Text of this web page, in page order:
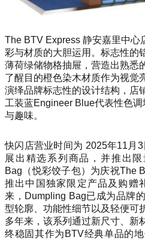
The BTV Express 静安嘉里中
彩与材质的大胆运用。标志性的
薄荷绿储物格抽屉，营造出熟悉
了醒目的橙色染木材质作为视觉
演绎品牌标志性的设计结构，店
工装蓝Engineer Blue代表性色
与趣味。
快闪店营业时间为 2025年11月
展出精选系列商品，并推出
Bag（悦彩饺子包）为庆祝The
推出中国独家限定产品及购赠
来，Dumpling Bag已成为品牌
型轮廓、功能性细节以及轻便可
多年来，该系列通过新尺寸、新
终稳固其作为BTV经典单品的